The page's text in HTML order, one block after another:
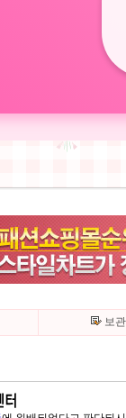
보